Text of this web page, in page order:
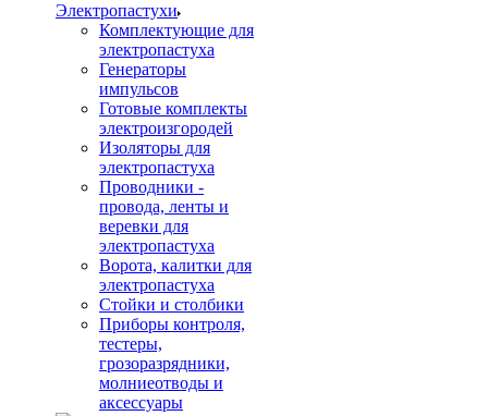
Электропастухи
Комплектующие для
электропастуха
Генераторы
импульсов
Готовые комплекты
электроизгородей
Изоляторы для
электропастуха
Проводники -
провода, ленты и
веревки для
электропастуха
Ворота, калитки для
электропастуха
Стойки и столбики
Приборы контроля,
тестеры,
грозоразрядники,
молниеотводы и
аксессуары